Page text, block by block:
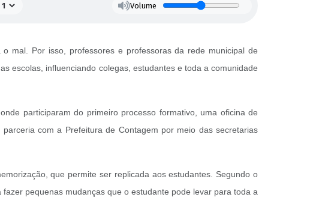
Volume
mal. Por isso, professores e professoras da rede municipal de
escolas, influenciando colegas, estudantes e toda a comunidade
participaram do primeiro processo formativo, uma oficina de
com a Prefeitura de Contagem por meio das secretarias
que permite ser replicada aos estudantes. Segundo o
pequenas mudanças que o estudante pode levar para toda a